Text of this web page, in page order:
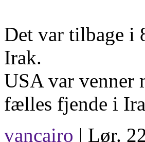
Det var tilbage i
Irak.
USA var venner
fælles fjende i
vancairo | Lør.